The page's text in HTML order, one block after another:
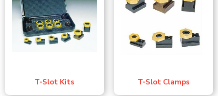
T-Slot Kits T-Slot Clamps